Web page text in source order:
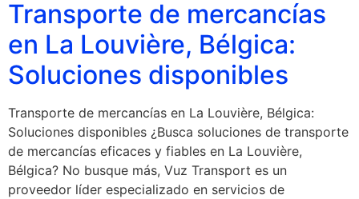
Transporte de mercancías
en La Louvière, Bélgica:
Soluciones disponibles
Transporte de mercancías en La Louvière, Bélgica:
Soluciones disponibles ¿Busca soluciones de transporte
de mercancías eficaces y fiables en La Louvière,
Bélgica? No busque más, Vuz Transport es un
proveedor líder especializado en servicios de